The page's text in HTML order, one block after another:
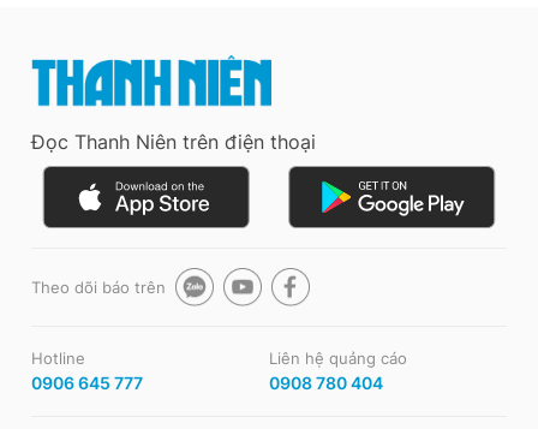
Đọc Thanh Niên trên điện thoại
Theo dõi báo trên
Hotline
0906 645 777
Liên hệ quảng cáo
0908 780 404